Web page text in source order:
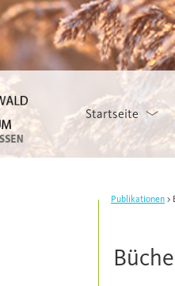
Startseite
Publikationen